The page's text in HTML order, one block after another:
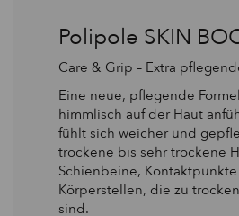
Polipole SKIN
Care & Grip – Extra
Eine neue, pflegende
himmlisch auf der Haut
fühlt sich weicher und
trockene bis sehr trockene
Schienbeine,
Körperstellen, die zu
sind.